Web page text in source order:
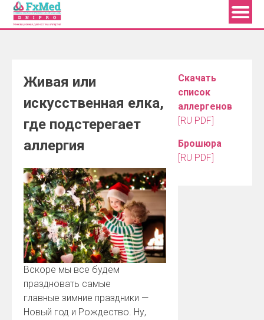
Skip
Живая или
искусственная елка,
где подстерегает
аллергия
Вскоре мы все будем
праздновать самые
главные зимние праздники —
Новый год и Рождество. Ну,
Скачать
список
аллергенов
[RU PDF]
Брошюра
[RU PDF]